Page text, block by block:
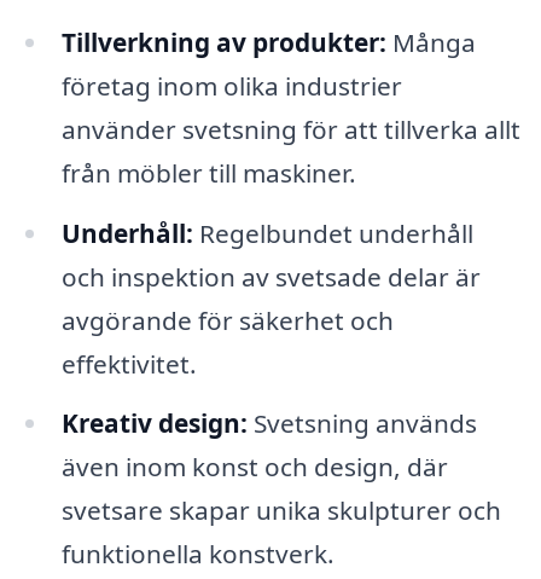
Tillverkning av produkter: Många
företag inom olika industrier
använder svetsning för att tillverka allt
från möbler till maskiner.
Underhåll: Regelbundet underhåll
och inspektion av svetsade delar är
avgörande för säkerhet och
effektivitet.
Kreativ design: Svetsning används
även inom konst och design, där
svetsare skapar unika skulpturer och
funktionella konstverk.